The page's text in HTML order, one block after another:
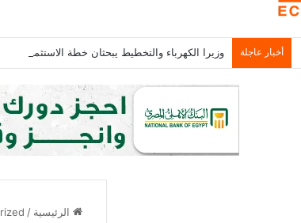
أخبار عاجلة وزيرا الكهرباء والتخطيط يبحثان خطة الاستثمارات
الرئيسية /